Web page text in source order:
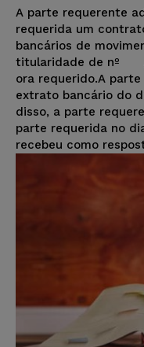
A parte requerente
requerida um
bancários de
titularidade de nº
ora requerido.A
extrato bancário
disso, a parte
parte requerida no
recebeu como